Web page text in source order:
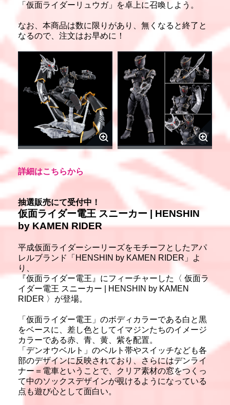
「仮面ライダーリュウガ」を卓上に召喚しよう。
なお、本商品は数に限りがあり、無くなると終了と
なるので、注文はお早めに！
詳細はこちらから
抽選販売にて受付中！
仮面ライダー電王 スニーカー | HENSHIN
by KAMEN RIDER
平成仮面ライダーシーリーズをモチーフとしたアパ
レルブランド「HENSHIN by KAMEN RIDER」よ
り、
『仮面ライダー電王』にフィーチャーした〈 仮面ラ
イダー電王 スニーカー | HENSHIN by KAMEN
RIDER 〉が登場。
「仮面ライダー電王」のボディカラーである白と黒
をベースに、差し色としてイマジンたちのイメージ
カラーである赤、青、黄、紫を配置。
「デンオウベルト」のベルト帯やスイッチなども各
部のデザインに反映されており、さらにはデンライ
ナー＝電車ということで、クリア素材の窓をつくっ
て中のソックスデザインが覗けるようになっている
点も遊び心として面白い。